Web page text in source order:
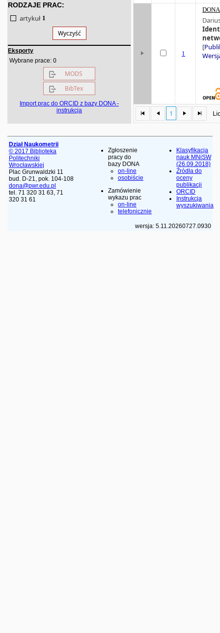
RODZAJE PRAC:
artykuł 1
Wyczyść
Eksporty
Wybrane prace: 0
MODS
BibTex
Import prac do ORCID z bazy DONA -
instrukcja
1
1
[
Dział Naukometrii
© 2017 Biblioteka
Politechniki
Wrocławskiej
Plac Grunwaldzki 11
bud. D-21, pok. 104-108
dona@pwr.edu.pl
tel. 71 320 31 63, 71
320 31 61
Zgłoszenie
pracy do
bazy DONA
on-line
osobiście
Zamówienie
wykazu prac
on-line
telefonicznie
Klasyfikacja
nauk MNiSW
(26.09.2018)
Źródła do
oceny
publikacji
ORCID
Instrukcja
wyszukiwania
wersja: 5.11.20260727.0930